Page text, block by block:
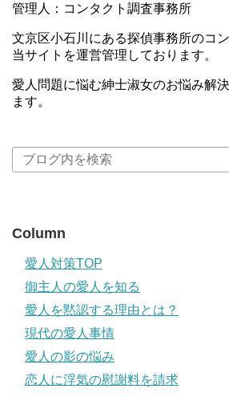
管理人：コンタクト調査事務所
文京区小石川にある探偵事務所のコ
当サイトを運営管理しております。
愛人問題に悩む紳士淑女のお悩み解
ます。
Column
愛人対策TOP
御主人の愛人を知る
愛人を黙認する理由とは？
現代の愛人事情
愛人の影の悩み
恋人に浮気の慰謝料を請求